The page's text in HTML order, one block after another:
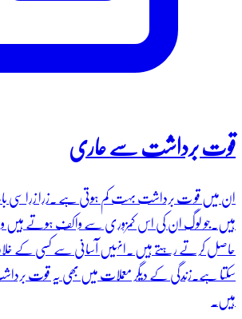
قوت برداشت سے عاری
ان میں قو ت برداشت بہت کم ہوتی ہے ۔زرا زرا سی
ہیں۔جو لوگ ان کی اس کمزوری سے واکف ہوتے ہیں
حاصل کرتے رہتے ہیں ۔انہیں آسانی سے کسی کے خلاف
سکتا ہے۔زندگی کے دیگر معملات میں بھی یہ قوت
ہیں۔